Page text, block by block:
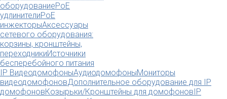
оборудованиеPoE
удлинителиPoE
инжекторыАксессуары
сетевого оборудования:
корзины, кронштейны,
переходникиИсточники
бесперебойного питания
IP ВидеодомофоныАудиодомофоныМониторы
видеодомофоновДополнительное оборудование для IP
домофоновКозырьки/Кронштейны для домофоновIP